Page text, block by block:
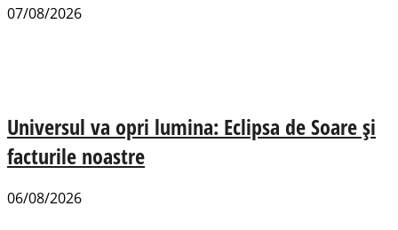
07/08/2026
Universul va opri lumina: Eclipsa de Soare și
facturile noastre
06/08/2026